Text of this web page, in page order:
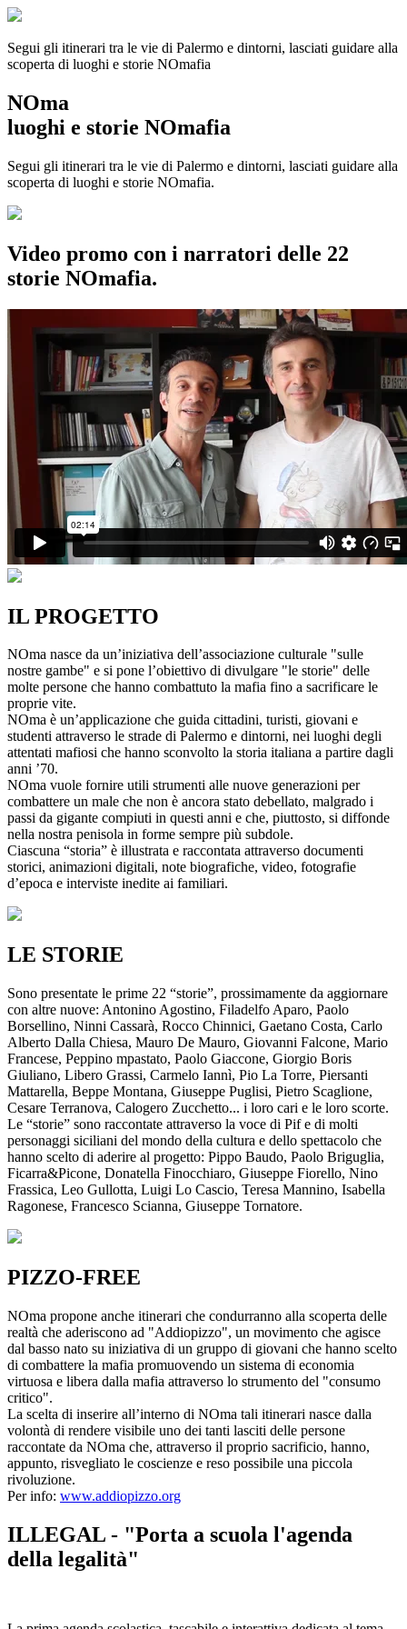
Segui gli itinerari tra le vie di Palermo e dintorni, lasciati guidare alla
scoperta di luoghi e storie NOmafia
NOma
luoghi e storie NOmafia
Segui gli itinerari tra le vie di Palermo e dintorni, lasciati guidare alla
scoperta di luoghi e storie NOmafia.
Video promo con i narratori delle 22
storie NOmafia.
IL PROGETTO
NOma nasce da un’iniziativa dell’associazione culturale "sulle
nostre gambe" e si pone l’obiettivo di divulgare "le storie" delle
molte persone che hanno combattuto la mafia fino a sacrificare le
proprie vite.
NOma è un’applicazione che guida cittadini, turisti, giovani e
studenti attraverso le strade di Palermo e dintorni, nei luoghi degli
attentati mafiosi che hanno sconvolto la storia italiana a partire dagli
anni ’70.
NOma vuole fornire utili strumenti alle nuove generazioni per
combattere un male che non è ancora stato debellato, malgrado i
passi da gigante compiuti in questi anni e che, piuttosto, si diffonde
nella nostra penisola in forme sempre più subdole.
Ciascuna “storia” è illustrata e raccontata attraverso documenti
storici, animazioni digitali, note biografiche, video, fotografie
d’epoca e interviste inedite ai familiari.
LE STORIE
Sono presentate le prime 22 “storie”, prossimamente da aggiornare
con altre nuove: Antonino Agostino, Filadelfo Aparo, Paolo
Borsellino, Ninni Cassarà, Rocco Chinnici, Gaetano Costa, Carlo
Alberto Dalla Chiesa, Mauro De Mauro, Giovanni Falcone, Mario
Francese, Peppino mpastato, Paolo Giaccone, Giorgio Boris
Giuliano, Libero Grassi, Carmelo Iannì, Pio La Torre, Piersanti
Mattarella, Beppe Montana, Giuseppe Puglisi, Pietro Scaglione,
Cesare Terranova, Calogero Zucchetto... i loro cari e le loro scorte.
Le “storie” sono raccontate attraverso la voce di Pif e di molti
personaggi siciliani del mondo della cultura e dello spettacolo che
hanno scelto di aderire al progetto: Pippo Baudo, Paolo Briguglia,
Ficarra&Picone, Donatella Finocchiaro, Giuseppe Fiorello, Nino
Frassica, Leo Gullotta, Luigi Lo Cascio, Teresa Mannino, Isabella
Ragonese, Francesco Scianna, Giuseppe Tornatore.
PIZZO-FREE
NOma propone anche itinerari che condurranno alla scoperta delle
realtà che aderiscono ad "Addiopizzo", un movimento che agisce
dal basso nato su iniziativa di un gruppo di giovani che hanno scelto
di combattere la mafia promuovendo un sistema di economia
virtuosa e libera dalla mafia attraverso lo strumento del "consumo
critico".
La scelta di inserire all’interno di NOma tali itinerari nasce dalla
volontà di rendere visibile uno dei tanti lasciti delle persone
raccontate da NOma che, attraverso il proprio sacrificio, hanno,
appunto, risvegliato le coscienze e reso possibile una piccola
rivoluzione.
Per info: www.addiopizzo.org
ILLEGAL - "Porta a scuola l'agenda
della legalità"